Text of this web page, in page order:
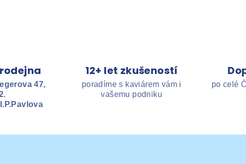
47,
I.P.Pavlova
12+ let zkušeností
poradíme s kaviárem vám i
vašemu podniku
po celé